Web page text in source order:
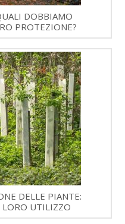
DOBBIAMO
PROTEZIONE?
DELLE PIANTE:
LORO UTILIZZO